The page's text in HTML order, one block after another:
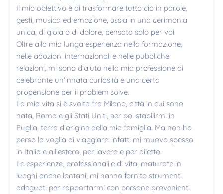
Il mio obiettivo è di trasformare tutto ciò in parole,
gesti, musica ed emozione, ossia in una cerimonia
unica, di gioia o di dolore, pensata solo per voi.
Oltre alla mia lunga esperienza nella formazione,
nelle adozioni internazionali e nelle pubbliche
relazioni, mi sono d'aiuto nella mia professione di
celebrante un'innata curiosità e una certa
propensione per il problem solve.
La mia vita si è svolta fra Milano, città in cui sono
nata, Roma e gli Stati Uniti, per poi stabilirmi in
Puglia, terra d'origine della mia famiglia. Ma non ho
perso la voglia di viaggiare: infatti mi muovo spesso
in Italia e all'estero, per lavoro e per diletto.
Le esperienze, professionali e di vita, maturate in
luoghi anche lontani, mi hanno fornito strumenti
adeguati per rapportarmi con persone provenienti